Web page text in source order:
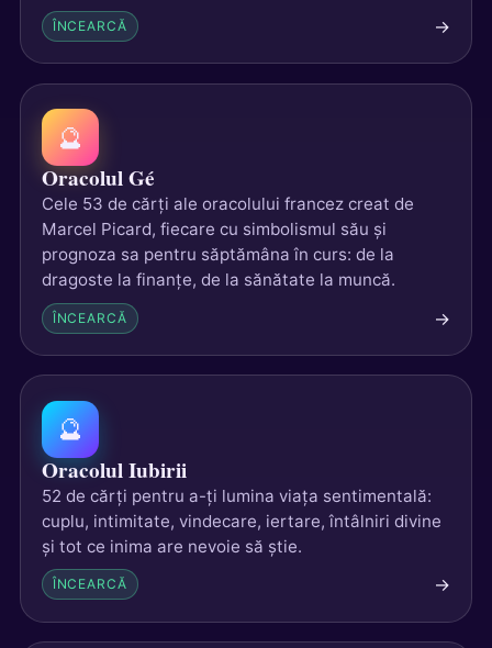
ÎNCEARCĂ →
🔮
Oracolul Gé
Cele 53 de cărți ale oracolului francez creat de
Marcel Picard, fiecare cu simbolismul său și
prognoza sa pentru săptămâna în curs: de la
dragoste la finanțe, de la sănătate la muncă.
ÎNCEARCĂ →
🔮
Oracolul Iubirii
52 de cărți pentru a-ți lumina viața sentimentală:
cuplu, intimitate, vindecare, iertare, întâlniri divine
și tot ce inima are nevoie să știe.
ÎNCEARCĂ →